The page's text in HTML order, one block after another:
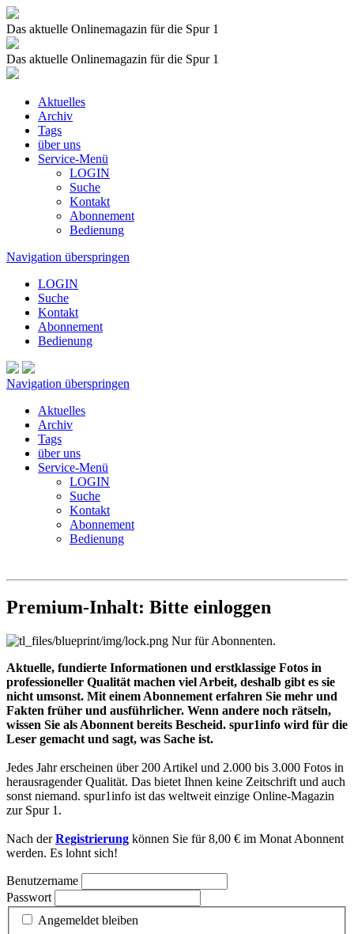
Das aktuelle Onlinemagazin für die Spur 1
Das aktuelle Onlinemagazin für die Spur 1
Aktuelles
Archiv
Tags
über uns
Service-Menü
LOGIN
Suche
Kontakt
Abonnement
Bedienung
Navigation überspringen
LOGIN
Suche
Kontakt
Abonnement
Bedienung
Navigation überspringen
Aktuelles
Archiv
Tags
über uns
Service-Menü
LOGIN
Suche
Kontakt
Abonnement
Bedienung
Premium-Inhalt: Bitte einloggen
Nur für Abonnenten.
Aktuelle, fundierte Informationen und erstklassige Fotos in
professioneller Qualität machen viel Arbeit, deshalb gibt es sie
nicht umsonst. Mit einem Abonnement erfahren Sie mehr und
Fakten früher und ausführlicher. Wenn andere noch rätseln,
wissen Sie als Abonnent bereits Bescheid. spur1info wird für die
Leser gemacht und sagt, was Sache ist.
Jedes Jahr erscheinen über 200 Artikel und 2.000 bis 3.000 Fotos in
herausragender Qualität. Das bietet Ihnen keine Zeitschrift und auch
sonst niemand. spur1info ist das weltweit einzige Online-Magazin
zur Spur 1.
Nach derRegistrierung können Sie für 8,00 € im Monat Abonnent
werden. Es lohnt sich!
Benutzername
Passwort
Angemeldet bleiben